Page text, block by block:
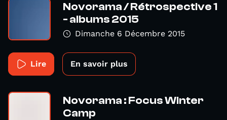
Novorama / Rétrospective 1
- albums 2015
Dimanche 6 Décembre 2015
Lire En savoir plus
Novorama : Focus Winter
Camp